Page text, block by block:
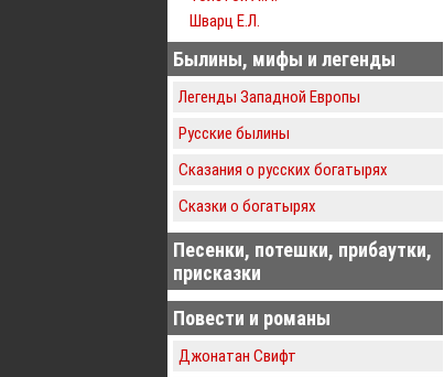
Шварц Е.Л.
Былины, мифы и легенды
Легенды Западной Европы
Русские былины
Сказания о русских богатырях
Сказки о богатырях
Песенки, потешки, прибаутки,
присказки
Повести и романы
Джонатан Свифт